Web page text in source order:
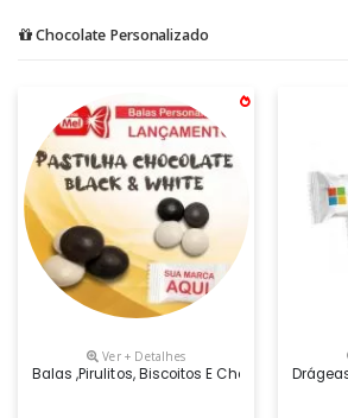
Chocolate Personalizado
Ver + Detalhes
Balas ,pirulitos, Biscoitos E Chocolates